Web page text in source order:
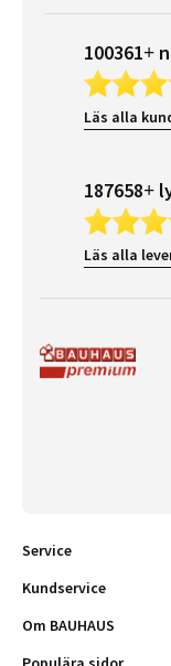
100361+
Läs alla
187658+
Läs alla
Service
Kundservice
Om BAUHAUS